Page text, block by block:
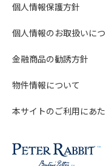
個人情報保護方針
個人情報のお取扱いに
金融商品の勧誘方針
物件情報について
本サイトのご利用にあ